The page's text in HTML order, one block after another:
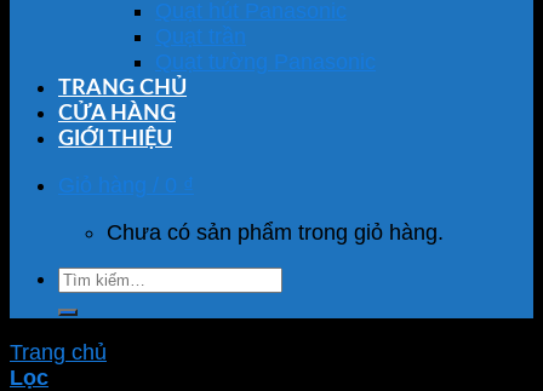
Quạt hút Panasonic
Quạt trần
Quạt tường Panasonic
TRANG CHỦ
CỬA HÀNG
GIỚI THIỆU
Giỏ hàng / 0 ₫
Chưa có sản phẩm trong giỏ hàng.
Tìm
kiếm:
Trang chủ
Lọc